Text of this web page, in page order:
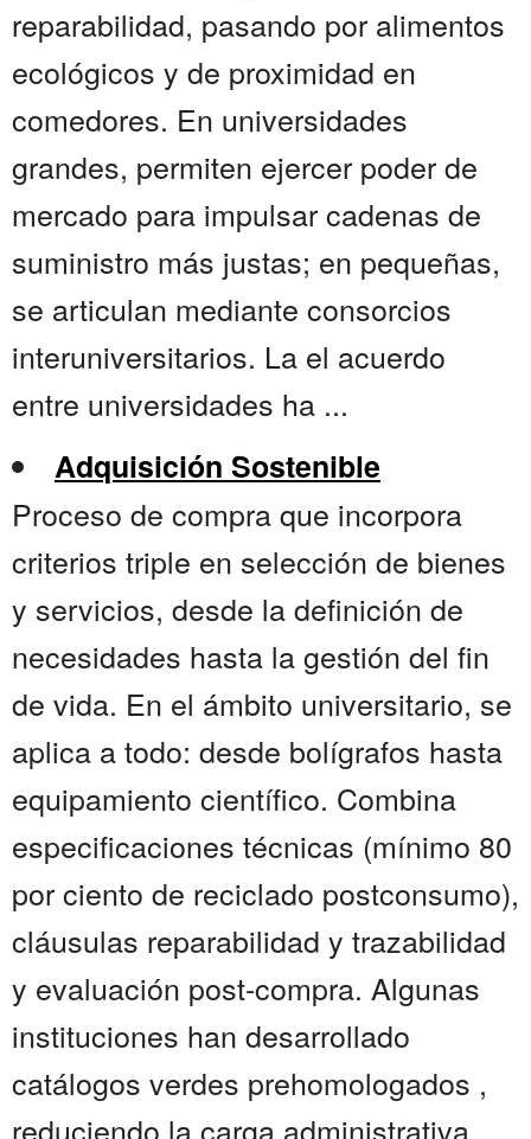
reparabilidad, pasando por alimentos
ecológicos y de proximidad en
comedores. En universidades
grandes, permiten ejercer poder de
mercado para impulsar cadenas de
suministro más justas; en pequeñas,
se articulan mediante consorcios
interuniversitarios. La el acuerdo
entre universidades ha ...
Adquisición Sostenible
Proceso de compra que incorpora
criterios triple en selección de bienes
y servicios, desde la definición de
necesidades hasta la gestión del fin
de vida. En el ámbito universitario, se
aplica a todo: desde bolígrafos hasta
equipamiento científico. Combina
especificaciones técnicas (mínimo 80
por ciento de reciclado postconsumo),
cláusulas reparabilidad y trazabilidad
y evaluación post-compra. Algunas
instituciones han desarrollado
catálogos verdes prehomologados ,
reduciendo la carga administrativa.